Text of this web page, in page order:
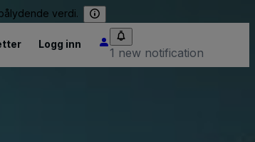
verdi.
Logg inn
1 new notification